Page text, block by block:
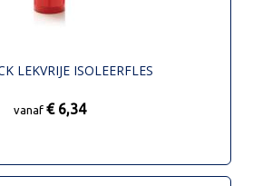
LEKVRIJE ISOLEERFLES
vanaf € 6,34